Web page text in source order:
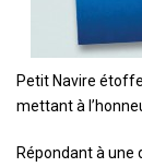
Petit Navire
mettant à
Répondant à une